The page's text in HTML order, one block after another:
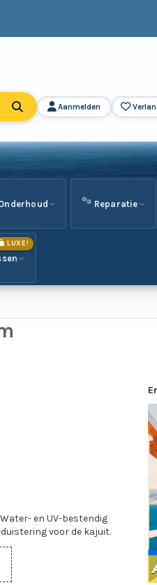
Aanmelden
Reparatie
LUXE!
en UV-bestendig
voor de kajuit.